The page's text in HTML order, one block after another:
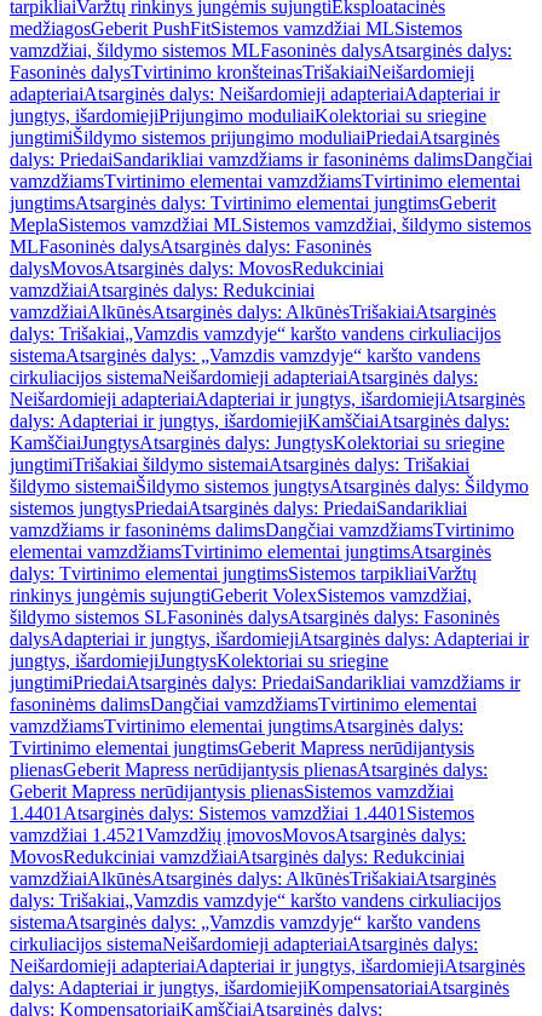
tarpikliaiVaržtų rinkinys jungėmis sujungtiEksploatacinės
medžiagosGeberit PushFitSistemos vamzdžiai MLSistemos
vamzdžiai, šildymo sistemos MLFasoninės dalysAtsarginės dalys:
Fasoninės dalysTvirtinimo kronšteinasTrišakiaiNeišardomieji
adapteriaiAtsarginės dalys: Neišardomieji adapteriaiAdapteriai ir
jungtys, išardomiejiPrijungimo moduliaiKolektoriai su sriegine
jungtimiŠildymo sistemos prijungimo moduliaiPriedaiAtsarginės
dalys: PriedaiSandarikliai vamzdžiams ir fasoninėms dalimsDangčiai
vamzdžiamsTvirtinimo elementai vamzdžiamsTvirtinimo elementai
jungtimsAtsarginės dalys: Tvirtinimo elementai jungtimsGeberit
MeplaSistemos vamzdžiai MLSistemos vamzdžiai, šildymo sistemos
MLFasoninės dalysAtsarginės dalys: Fasoninės
dalysMovosAtsarginės dalys: MovosRedukciniai
vamzdžiaiAtsarginės dalys: Redukciniai
vamzdžiaiAlkūnėsAtsarginės dalys: AlkūnėsTrišakiaiAtsarginės
dalys: Trišakiai„Vamzdis vamzdyje“ karšto vandens cirkuliacijos
sistemaAtsarginės dalys: „Vamzdis vamzdyje“ karšto vandens
cirkuliacijos sistemaNeišardomieji adapteriaiAtsarginės dalys:
Neišardomieji adapteriaiAdapteriai ir jungtys, išardomiejiAtsarginės
dalys: Adapteriai ir jungtys, išardomiejiKamščiaiAtsarginės dalys:
KamščiaiJungtysAtsarginės dalys: JungtysKolektoriai su sriegine
jungtimiTrišakiai šildymo sistemaiAtsarginės dalys: Trišakiai
šildymo sistemaiŠildymo sistemos jungtysAtsarginės dalys: Šildymo
sistemos jungtysPriedaiAtsarginės dalys: PriedaiSandarikliai
vamzdžiams ir fasoninėms dalimsDangčiai vamzdžiamsTvirtinimo
elementai vamzdžiamsTvirtinimo elementai jungtimsAtsarginės
dalys: Tvirtinimo elementai jungtimsSistemos tarpikliaiVaržtų
rinkinys jungėmis sujungtiGeberit VolexSistemos vamzdžiai,
šildymo sistemos SLFasoninės dalysAtsarginės dalys: Fasoninės
dalysAdapteriai ir jungtys, išardomiejiAtsarginės dalys: Adapteriai ir
jungtys, išardomiejiJungtysKolektoriai su sriegine
jungtimiPriedaiAtsarginės dalys: PriedaiSandarikliai vamzdžiams ir
fasoninėms dalimsDangčiai vamzdžiamsTvirtinimo elementai
vamzdžiamsTvirtinimo elementai jungtimsAtsarginės dalys:
Tvirtinimo elementai jungtimsGeberit Mapress nerūdijantysis
plienasGeberit Mapress nerūdijantysis plienasAtsarginės dalys:
Geberit Mapress nerūdijantysis plienasSistemos vamzdžiai
1.4401 Atsarginės dalys: Sistemos vamzdžiai 1.4401 Sistemos
vamzdžiai 1.4521Vamzdžių įmovosMovosAtsarginės dalys:
MovosRedukciniai vamzdžiaiAtsarginės dalys: Redukciniai
vamzdžiaiAlkūnėsAtsarginės dalys: AlkūnėsTrišakiaiAtsarginės
dalys: Trišakiai„Vamzdis vamzdyje“ karšto vandens cirkuliacijos
sistemaAtsarginės dalys: „Vamzdis vamzdyje“ karšto vandens
cirkuliacijos sistemaNeišardomieji adapteriaiAtsarginės dalys:
Neišardomieji adapteriaiAdapteriai ir jungtys, išardomiejiAtsarginės
dalys: Adapteriai ir jungtys, išardomiejiKompensatoriaiAtsarginės
dalys: KompensatoriaiKamščiaiAtsarginės dalys: